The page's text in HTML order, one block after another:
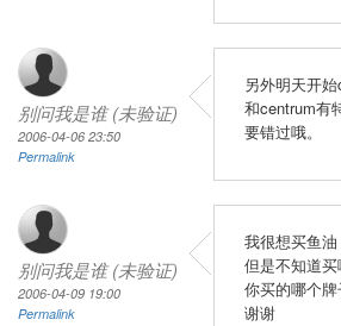
别问我是谁 (未验证)
2006-04-06 23:50
Permalink
另外明天开
和centrum有
要错过哦。
别问我是谁 (未验证)
2006-04-09 19:00
Permalink
我很想买鱼油
但是不知道
你买的哪个牌
谢谢